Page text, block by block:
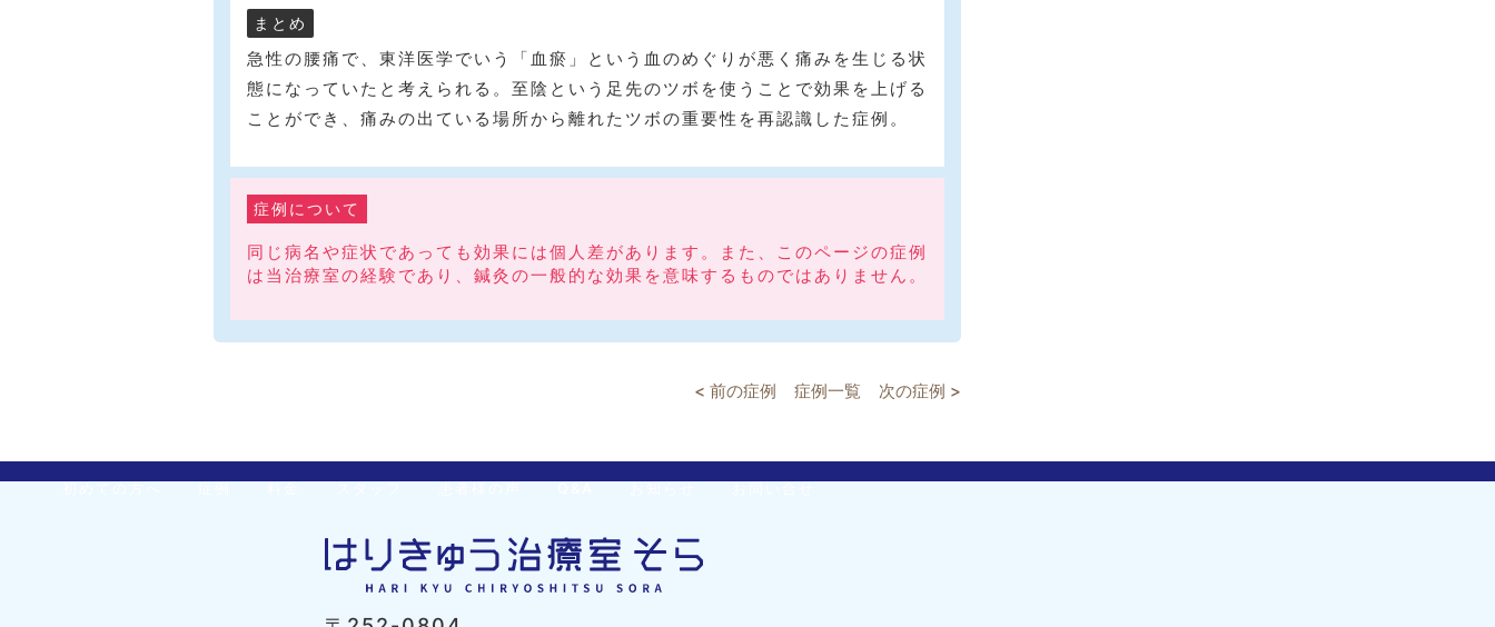
まとめ
急性の腰痛で、東洋医学でいう「血瘀」という血のめぐりが悪く痛みを生じる状
態になっていたと考えられる。至陰という足先のツボを使うことで効果を上げる
ことができ、痛みの出ている場所から離れたツボの重要性を再認識した症例。
症例について
同じ病名や症状であっても効果には個人差があります。また、このページの症例
は当治療室の経験であり、鍼灸の一般的な効果を意味するものではありません。
< 前の症例 症例一覧 次の症例 >